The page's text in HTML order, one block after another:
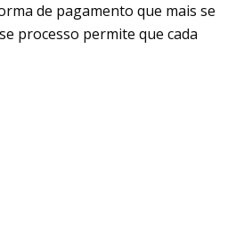
de pagamento que mais se
processo permite que cada